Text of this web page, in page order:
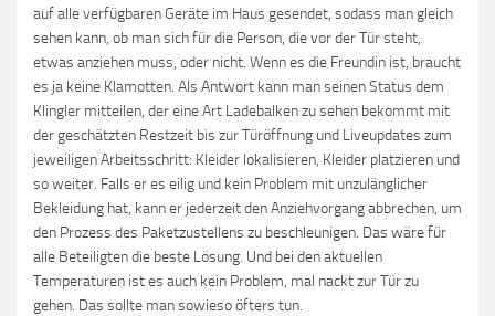
auf alle verfügbaren Geräte im Haus gesendet, sodass man gleich
sehen kann, ob man sich für die Person, die vor der Tür steht,
etwas anziehen muss, oder nicht. Wenn es die Freundin ist, braucht
es ja keine Klamotten. Als Antwort kann man seinen Status dem
Klingler mitteilen, der eine Art Ladebalken zu sehen bekommt mit
der geschätzten Restzeit bis zur Türöffnung und Liveupdates zum
jeweiligen Arbeitsschritt: Kleider lokalisieren, Kleider platzieren und
so weiter. Falls er es eilig und kein Problem mit unzulänglicher
Bekleidung hat, kann er jederzeit den Anziehvorgang abbrechen, um
den Prozess des Paketzustellens zu beschleunigen. Das wäre für
alle Beteiligten die beste Lösung. Und bei den aktuellen
Temperaturen ist es auch kein Problem, mal nackt zur Tür zu
gehen. Das sollte man sowieso öfters tun.